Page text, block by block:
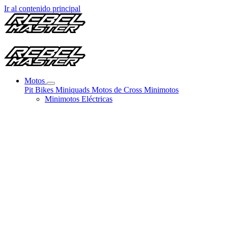
Ir al contenido principal
Motos
Pit Bikes Miniquads Motos de Cross Minimotos
Minimotos Eléctricas